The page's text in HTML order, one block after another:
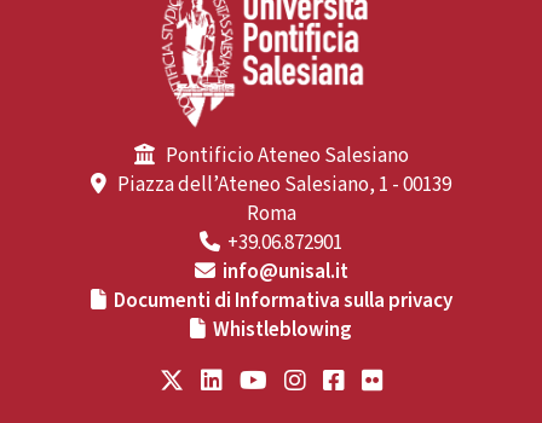
Pontificio Ateneo Salesiano
Piazza dell’Ateneo Salesiano, 1 - 00139
Roma
+39.06.872901
info@unisal.it
Documenti di Informativa sulla privacy
Whistleblowing